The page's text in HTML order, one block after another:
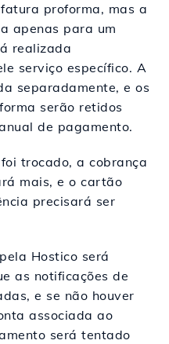
proforma, mas a
apenas para um
realizada
serviço específico. A
separadamente, e os
serão retidos
de pagamento.
trocado, a cobrança
mais, e o cartão
precisará ser
Hostico será
as notificações de
e se não houver
associada ao
será tentado